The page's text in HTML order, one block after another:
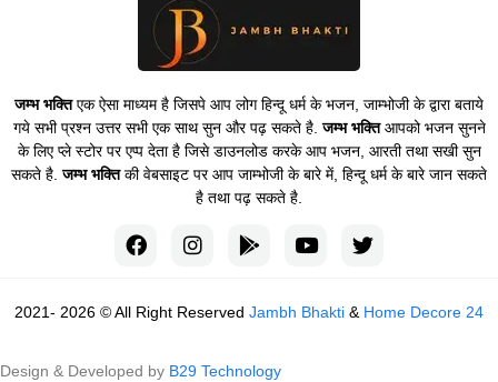
जम्भ भक्तिएक ऐसा माध्यम है जिसपे आप लोग हिन्दू धर्म के भजन, जाम्भोजी के द्वारा बताये
गये सभी प्रश्न उत्तर सभी एक साथ सुन और पढ़ सकते है.जम्भ भक्तिआपको भजन सुनने
के लिए प्ले स्टोर पर एप्प देता है जिसे डाउनलोड करके आप भजन, आरती तथा सखी सुन
सकते है.जम्भ भक्तिकी वेबसाइट पर आप जाम्भोजी के बारे में, हिन्दू धर्म के बारे जान सकते
है तथा पढ़ सकते है.
2021- 2026 © All Right Reserved Jambh Bhakti & Home Decore 24
Design & Developed by B29 Technology